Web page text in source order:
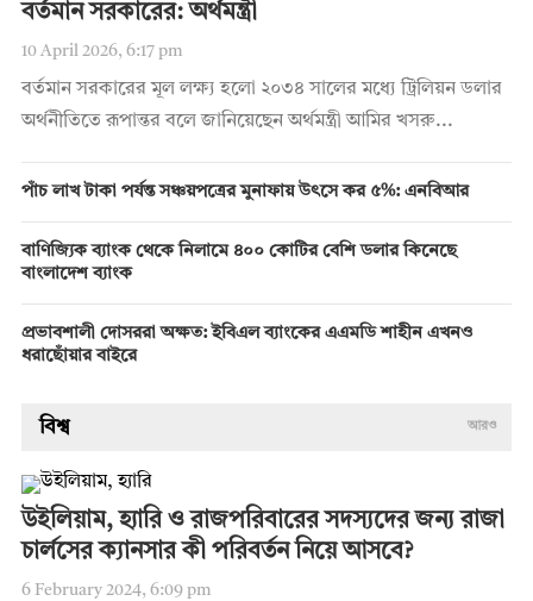
বর্তমান সরকারের: অর্থমন্ত্রী
10 April 2026, 6:17 pm
বর্তমান সরকারের মূল লক্ষ্য হলো ২০৩৪ সালের মধ্যে ট্রিলিয়ন ডলার
অর্থনীতিতে রূপান্তর বলে জানিয়েছেন অর্থমন্ত্রী আমির খসরু...
পাঁচ লাখ টাকা পর্যন্ত সঞ্চয়পত্রের মুনাফায় উৎসে কর ৫%: এনবিআর
বাণিজ্যিক ব্যাংক থেকে নিলামে ৪০০ কোটির বেশি ডলার কিনেছে
বাংলাদেশ ব্যাংক
প্রভাবশালী দোসররা অক্ষত: ইবিএল ব্যাংকের এএমডি শাহীন এখনও
ধরাছোঁয়ার বাইরে
বিশ্ব আরও
উইলিয়াম, হ্যারি ও রাজপরিবারের সদস্যদের জন্য রাজা
চার্লসের ক্যানসার কী পরিবর্তন নিয়ে আসবে?
6 February 2024, 6:09 pm